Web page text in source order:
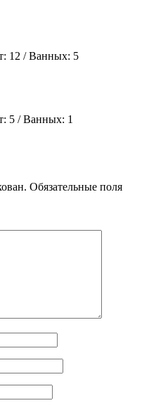
12 /Ванных: 5
5 /Ванных: 1
Обязательные поля